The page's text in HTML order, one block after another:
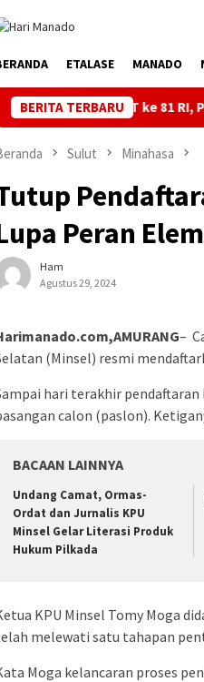
ETALASE MANADO
BERITA TERBARU
HUT ke 81 RI, PLN Dorong
Sulut Minahasa
Peran
Ham
Agustus 29, 2024
–
(Minsel) resmi
hari terakhir
calon (paslon).
BACAAN LAINNYA
Undang Camat, Ormas-
Ordat dan Jurnalis KPU
Minsel Gelar Literasi Produk
Hukum Pilkada
KPU Minsel Tomy Moga
melewati satu tahapan
Moga kelancaran proses